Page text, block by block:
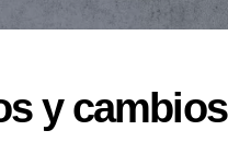
y cambios